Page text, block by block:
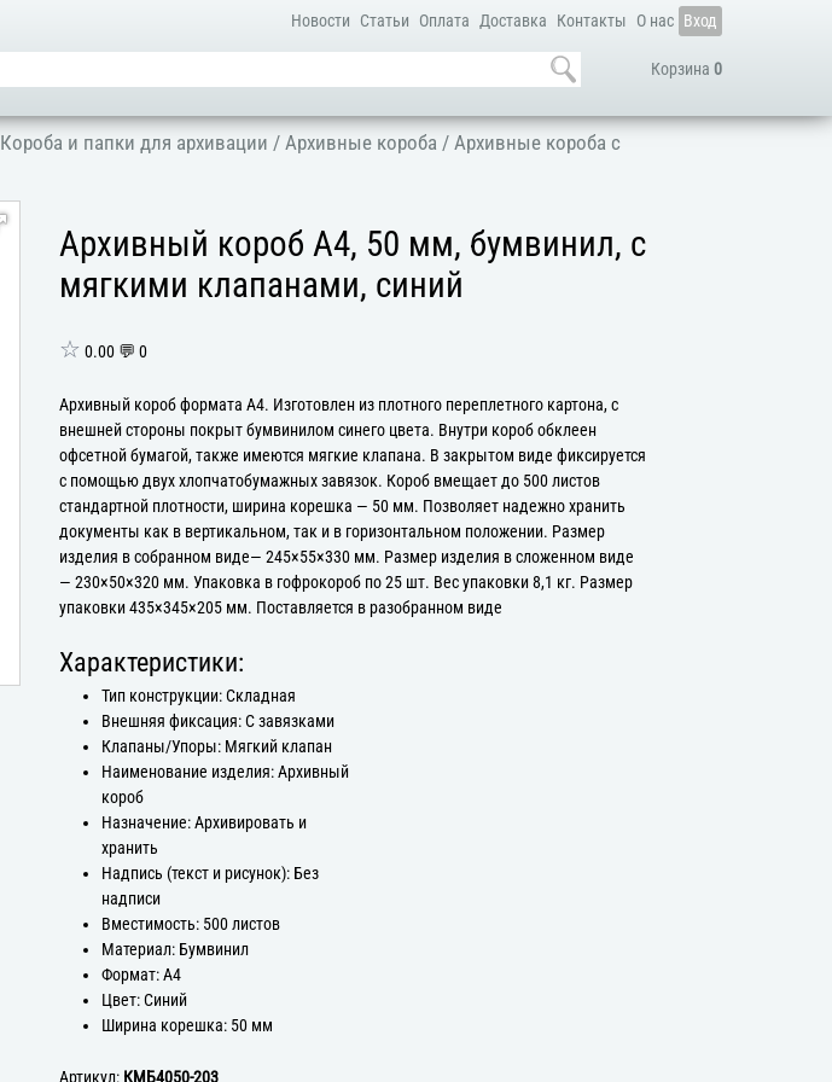
Новости Статьи Оплата Доставка Контакты О нас Вход
Корзина 0
Короба и папки для архивации /Архивные короба /Архивные короба с
Архивный короб А4, 50 мм, бумвинил, с
мягкими клапанами, синий
☆ 0.00 💬 0
Архивный короб формата А4. Изготовлен из плотного переплетного картона, с
внешней стороны покрыт бумвинилом синего цвета. Внутри короб обклеен
офсетной бумагой, также имеются мягкие клапана. В закрытом виде фиксируется
с помощью двух хлопчатобумажных завязок. Короб вмещает до 500 листов
стандартной плотности, ширина корешка — 50 мм. Позволяет надежно хранить
документы как в вертикальном, так и в горизонтальном положении. Размер
изделия в собранном виде— 245×55×330 мм. Размер изделия в сложенном виде
— 230×50×320 мм. Упаковка в гофрокороб по 25 шт. Вес упаковки 8,1 кг. Размер
упаковки 435×345×205 мм. Поставляется в разобранном виде
Характеристики:
Тип конструкции: Складная
Внешняя фиксация: С завязками
Клапаны/Упоры: Мягкий клапан
Наименование изделия: Архивный
короб
Назначение: Архивировать и
хранить
Надпись (текст и рисунок): Без
надписи
Вместимость: 500 листов
Материал: Бумвинил
Формат: А4
Цвет: Синий
Ширина корешка: 50 мм
Артикул: КМБ4050-203